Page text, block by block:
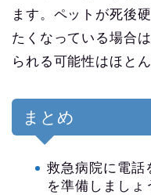
ます。ペットが死後
たくなっている場合
られる可能性はほと
まとめ
救急病院に電話
を準備しましょ